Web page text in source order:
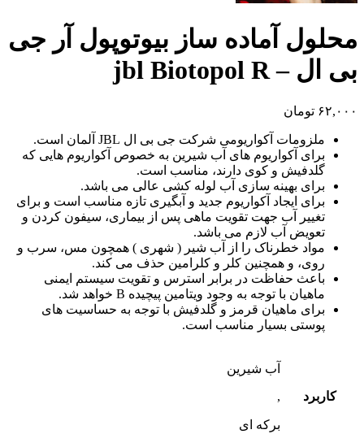
محلول آماده ساز بیوتوپول آر جی
بی ال – jbl Biotopol R
۶۲,۰۰۰ تومان
ملزومات آکواریومی شرکت جی بی ال JBL آلمان است.
برای آکواریوم های آب شیرین به خصوص آکواریوم هایی که
گلدفیش و کوی دارند، مناسب است.
برای بهینه سازی آب لوله کشی عالی می باشد.
برای ایجاد آکواریوم جدید و آبگیری تازه مناسب است و برای
تغییر آب جهت تقویت ماهی پس از بیماری، سیفون کردن و
تعویض آب لازم می باشد.
مواد خطرناک را از آب شیر ( شهری ) همچون مس، سرب و
روی، و همچنین کلر و کلرامین حذف می کند.
باعث حفاظت در برابر استرس و تقویت سیستم ایمنی
ماهیان با توجه به وجود ویتامین پیچیده B خواهد شد.
برای ماهیان قرمز و گلدفیش با توجه به حساسیت های
پوستی بسیار مناسب است.
کاربرد
آب شیرین
,
برکه ای